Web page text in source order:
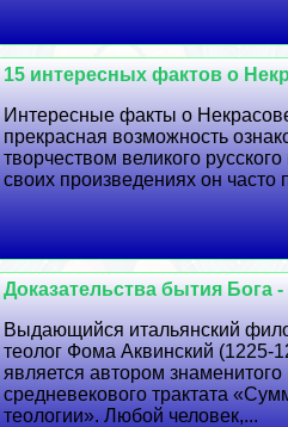
15 интересных фактов о
Интересные факты о
прекрасная возможность
творчеством великого
своих произведениях он часто
Доказательства бытия Бога
Выдающийся итальянский
теолог Фома Аквинский (1225-
является автором знаменитого
средневекового тpaктата
теологии». Любой человек,...